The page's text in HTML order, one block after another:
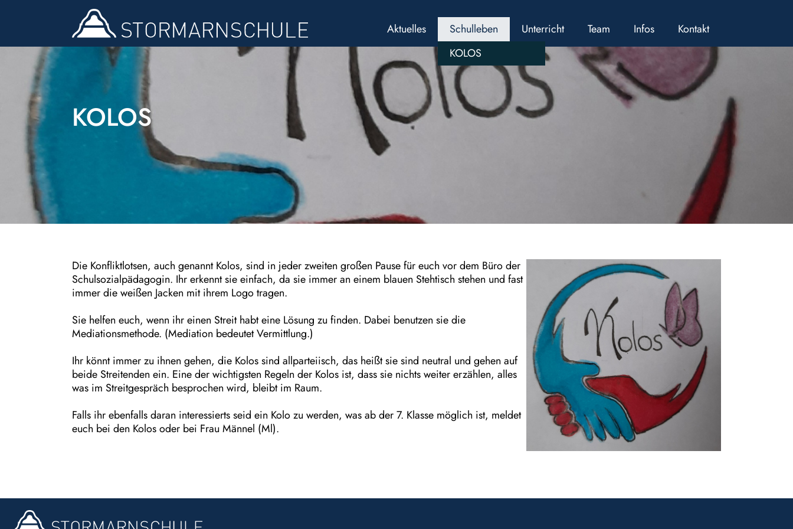
Aktuelles
Schulleben
KOLOS
Unterricht Team Infos Kontakt
KOLOS
Die Konfliktlotsen, auch genannt Kolos, sind in jeder zweiten großen Pause für euch vor dem Büro der
Schulsozialpädagogin. Ihr erkennt sie einfach, da sie immer an einem blauen Stehtisch stehen und fast
immer die weißen Jacken mit ihrem Logo tragen.
Sie helfen euch, wenn ihr einen Streit habt eine Lösung zu finden. Dabei benutzen sie die
Mediationsmethode. (Mediation bedeutet Vermittlung.)
Ihr könnt immer zu ihnen gehen, die Kolos sind allparteiisch, das heißt sie sind neutral und gehen auf
beide Streitenden ein. Eine der wichtigsten Regeln der Kolos ist, dass sie nichts weiter erzählen, alles
was im Streitgespräch besprochen wird, bleibt im Raum.
Falls ihr ebenfalls daran interessierts seid ein Kolo zu werden, was ab der 7. Klasse möglich ist, meldet
euch bei den Kolos oder bei Frau Männel (Ml).